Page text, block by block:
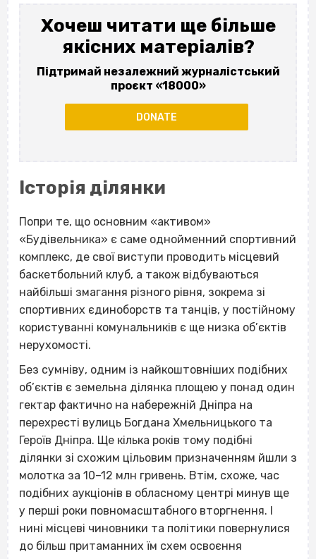
Хочеш читати ще більше
якісних матеріалів?
Підтримай незалежний журналістський
проєкт «18000»
DONATE
Історія ділянки
Попри те, що основним «активом»
«Будівельника» є саме однойменний спортивний
комплекс, де свої виступи проводить місцевий
баскетбольний клуб, а також відбуваються
найбільші змагання різного рівня, зокрема зі
спортивних єдиноборств та танців, у постійному
користуванні комунальників є ще низка об’єктів
нерухомості.
Без сумніву, одним із найкоштовніших подібних
об’єктів є земельна ділянка площею у понад один
гектар фактично на набережній Дніпра на
перехресті вулиць Богдана Хмельницького та
Героїв Дніпра. Ще кілька років тому подібні
ділянки зі схожим цільовим призначенням йшли з
молотка за 10–12 млн гривень. Втім, схоже, час
подібних аукціонів в обласному центрі минув ще
у перші роки повномасштабного вторгнення. І
нині місцеві чиновники та політики повернулися
до більш притаманних їм схем освоєння